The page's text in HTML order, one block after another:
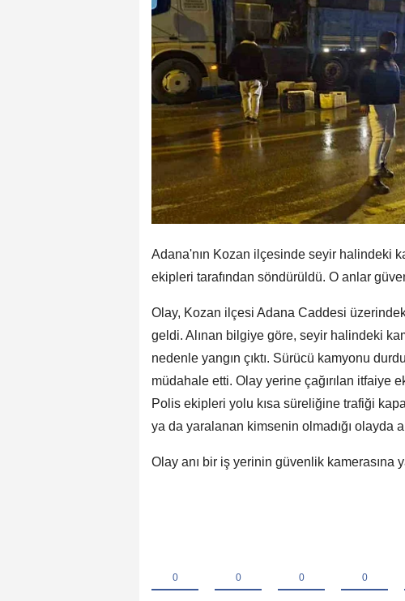
Adana'nın Kozan ilçesinde seyir halindeki
ekipleri tarafından söndürüldü. O anlar
Olay, Kozan ilçesi Adana Caddesi
geldi. Alınan bilgiye göre, seyir halindeki
nedenle yangın çıktı. Sürücü kamyonu
müdahale etti. Olay yerine çağırılan itfaiye
Polis ekipleri yolu kısa süreliğine trafiği
ya da yaralanan kimsenin olmadığı olayda
Olay anı bir iş yerinin güvenlik kamerasına